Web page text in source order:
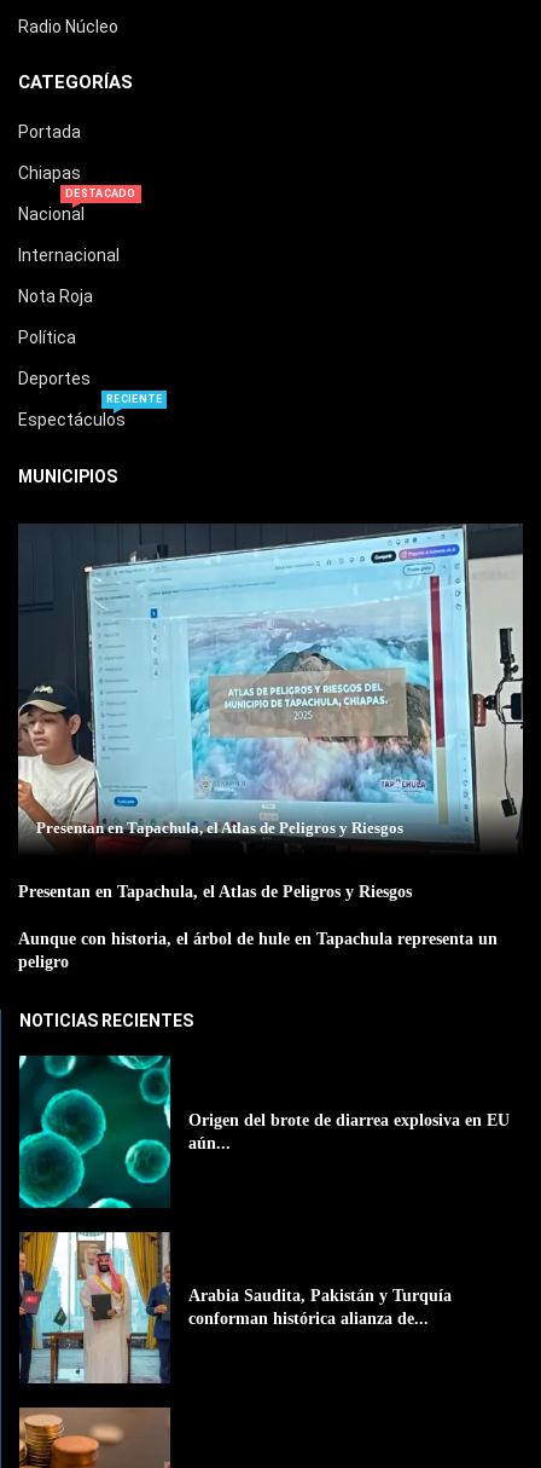
Radio Núcleo
CATEGORÍAS
Portada
Chiapas
Nacional
DESTACADO
Internacional
Nota Roja
Política
Deportes
Espectáculos
RECIENTE
MUNICIPIOS
Presentan en Tapachula, el Atlas de Peligros y Riesgos
Presentan en Tapachula, el Atlas de Peligros y Riesgos
Aunque con historia, el árbol de hule en Tapachula representa un
peligro
NOTICIAS RECIENTES
Origen del brote de diarrea explosiva en EU
aún...
Arabia Saudita, Pakistán y Turquía
conforman histórica alianza de...